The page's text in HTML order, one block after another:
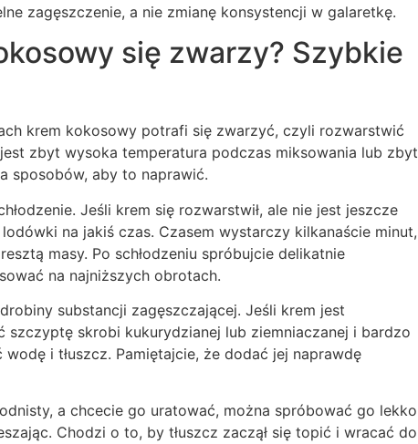
zagęszczenie, a nie zmianę konsystencji w galaretkę.
się zwarzy? Szybkie
krem kokosowy potrafi się zwarzyć, czyli rozwarstwić
zbyt wysoka temperatura podczas miksowania lub zbyt
sposobów, aby to naprawić.
Jeśli krem się rozwarstwił, ale nie jest jeszcze
na jakiś czas. Czasem wystarczy kilkanaście minut,
masy. Po schłodzeniu spróbujcie delikatnie
na najniższych obrotach.
substancji zagęszczającej. Jeśli krem jest
skrobi kukurydzianej lub ziemniaczanej i bardzo
i tłuszcz. Pamiętajcie, że dodać jej naprawdę
a chcecie go uratować, można spróbować go lekko
Chodzi o to, by tłuszcz zaczął się topić i wracać do